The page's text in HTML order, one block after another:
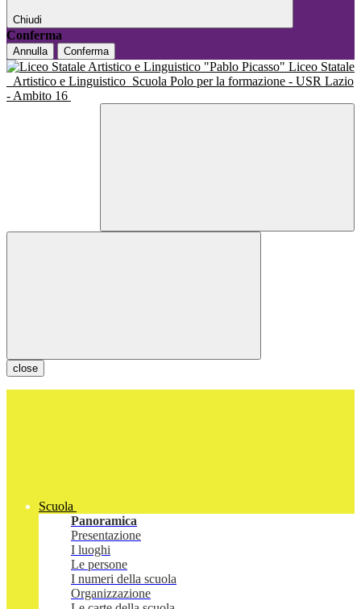
Chiudi
Conferma
Annulla Conferma
Liceo Statale
Artistico e Linguistico Scuola Polo per la formazione - USR Lazio
- Ambito 16
close
Scuola
Panoramica
Presentazione
I luoghi
Le persone
I numeri della scuola
Organizzazione